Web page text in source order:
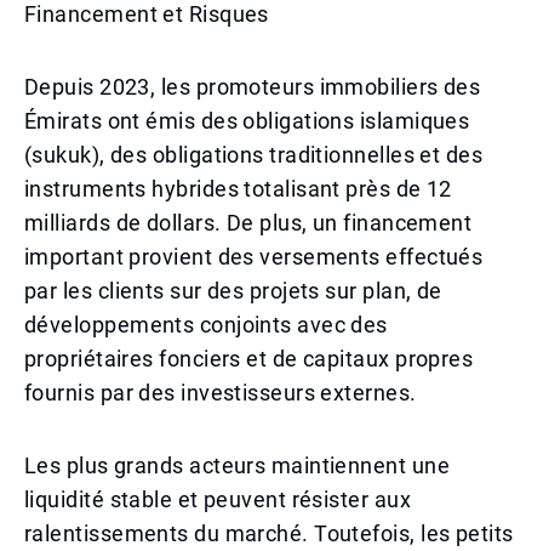
Financement et Risques
Depuis 2023, les promoteurs immobiliers des
Émirats ont émis des obligations islamiques
(sukuk), des obligations traditionnelles et des
instruments hybrides totalisant près de 12
milliards de dollars. De plus, un financement
important provient des versements effectués
par les clients sur des projets sur plan, de
développements conjoints avec des
propriétaires fonciers et de capitaux propres
fournis par des investisseurs externes.
Les plus grands acteurs maintiennent une
liquidité stable et peuvent résister aux
ralentissements du marché. Toutefois, les petits